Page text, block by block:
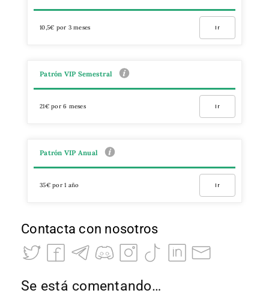
10,5€ por 3 meses Ir
Patrón VIP Semestral
21€ por 6 meses Ir
Patrón VIP Anual
35€ por 1 año Ir
Contacta con nosotros
Se está comentando…